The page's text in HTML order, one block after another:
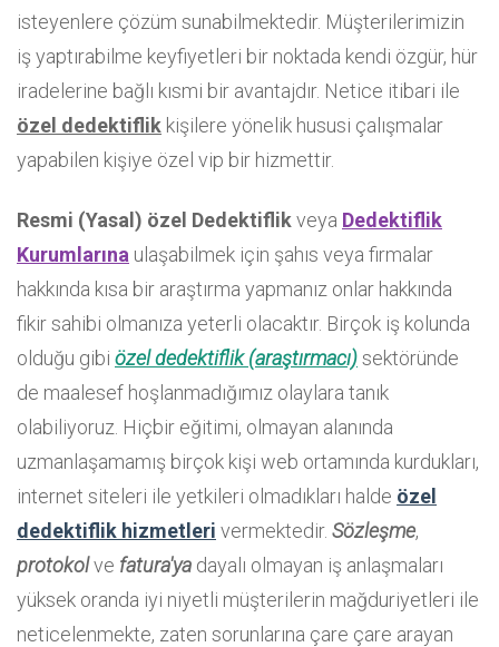
isteyenlere çözüm sunabilmektedir. Müşterilerimizin
iş yaptırabilme keyfiyetleri bir noktada kendi özgür, hür
iradelerine bağlı kısmi bir avantajdır. Netice itibari ile
özel dedektiflik kişilere yönelik hususi çalışmalar
yapabilen kişiye özel vip bir hizmettir.
Resmi (Yasal) özel Dedektiflikveya Dedektiflik
Kurumlarına ulaşabilmek için şahıs veya firmalar
hakkında kısa bir araştırma yapmanız onlar hakkında
fikir sahibi olmanıza yeterli olacaktır. Birçok iş kolunda
olduğu gibi özel dedektiflik (araştırmacı)sektöründe
de maalesef hoşlanmadığımız olaylara tanık
olabiliyoruz. Hiçbir eğitimi, olmayan alanında
uzmanlaşamamış birçok kişi web ortamında kurdukları,
internet siteleri ile yetkileri olmadıkları halde özel
dedektiflik hizmetleri vermektedir. Sözleşme,
protokolve fatura'ya dayalı olmayan iş anlaşmaları
yüksek oranda iyi niyetli müşterilerin mağduriyetleri ile
neticelenmekte, zaten sorunlarına çare çare arayan